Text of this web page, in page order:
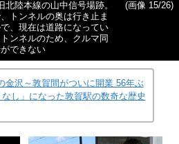
北陸本線の山中信号場跡。
トンネルの奥は行き止ま
、現在は道路になってい
ンネルのため、クルマ同
できない
(画像 15/26)
金沢～敦賀間がついに開業 56年ぶ
し」になった敦賀駅の数奇な歴史